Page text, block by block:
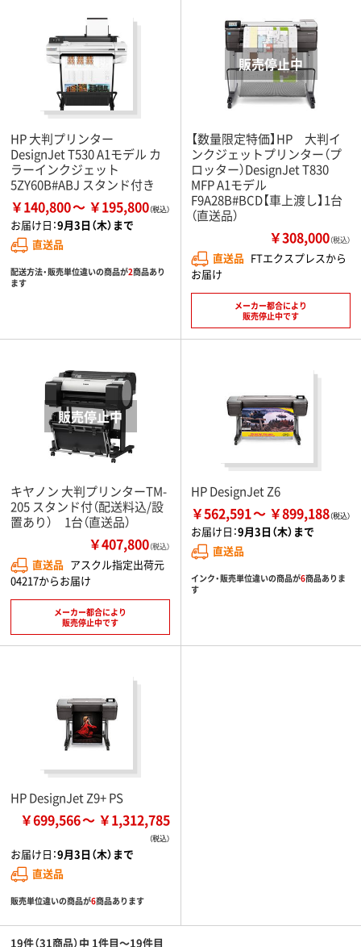
HP 大判プリンター
DesignJet T530 A1モデル カ
ラーインクジェット
5ZY60B#ABJ スタンド付き
￥140,800 ￥195,800
お届け日：9月3日（木）まで
直送品
配送方法・販売単位違いの商品が2商品あり
ます
【数量限定特価】HP 大判イ
ンクジェットプリンター（プ
ロッター）DesignJet T830
MFP A1モデル
F9A28B#BCD【車上渡し】1台
（直送品）
￥308,000（税込）
直送品 FTエクスプレスから
お届け
メーカー都合により
販売停止中です
キヤノン 大判プリンターTM-
205 スタンド付（配送料込/設
置あり） 1台（直送品）
￥407,800（税込）
直送品 アスクル指定出荷元
04217からお届け
メーカー都合により
販売停止中です
HP DesignJet Z6
￥562,591 ￥899,188
お届け日：9月3日（木）まで
直送品
インク・販売単位違いの商品が6商品ありま
す
HP DesignJet Z9+ PS
￥699,566 ￥1,312,785
お届け日：9月3日（木）まで
直送品
販売単位違いの商品が6商品あります
19件（31商品）中 1件目～19件目